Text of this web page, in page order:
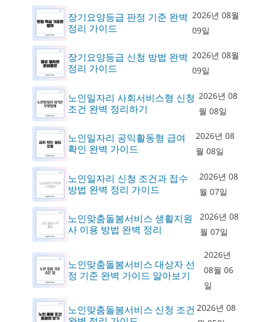
장기요양등급 판정 기준 완벽
정리 가이드
2026년 08월
09일
장기요양등급 신청 방법 완벽
정리 가이드
2026년 08월
09일
노인일자리 사회서비스형 신청
조건 완벽 정리하기
2026년 08
월 08일
노인일자리 공익활동형 급여
확인 완벽 가이드
2026년 08
월 08일
노인일자리 신청 조건과 접수
방법 완벽 정리 가이드
2026년 08
월 07일
노인맞춤돌봄서비스 생활지원
사 이용 방법 완벽 정리
2026년 08
월 07일
노인맞춤돌봄서비스 대상자 선
정 기준 완벽 가이드 알아보기
2026년
08월 06
일
노인맞춤돌봄서비스 신청 조건 2026년 08